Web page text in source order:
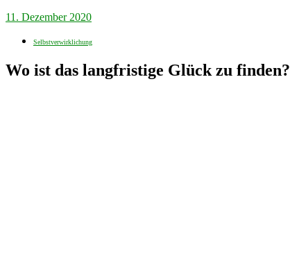
11. Dezember 2020
Selbstverwirklichung
Wo ist das langfristige Glück zu finden?